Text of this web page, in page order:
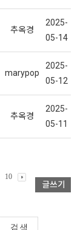
추옥경
2025-
05-14
marypop
2025-
05-12
추옥경
2025-
05-11
10